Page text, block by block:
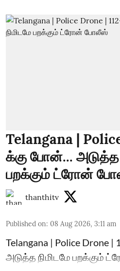
Telangana |
க்கு போன்... அடுத்த
பறக்கும் ட்ரோன்
thanthitv
Published on: 08 Aug 2026, 3:11 am
Telangana | Police Drone
அடுத்த நிமிடமே பறக்கும்